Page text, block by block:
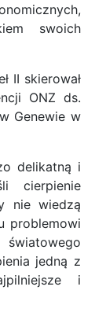
swoich
II skierował
ONZ ds.
Genewie w
delikatną i
cierpienie
nie wiedzą
problemowi
jedną z
i